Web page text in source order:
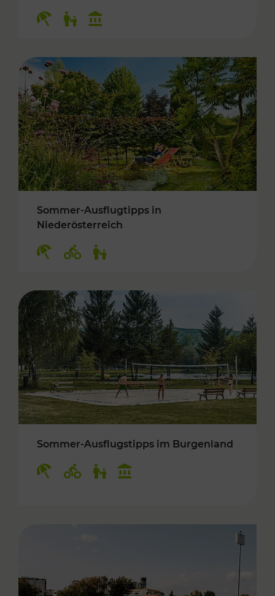
Sommer-Ausflugtipps in
Niederösterreich
Sommer-Ausflugstipps im Burgenland